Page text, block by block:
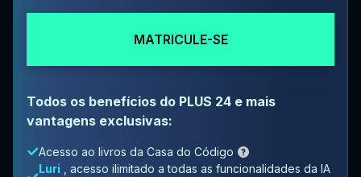
MATRICULE-SE
Todos os benefícios do PLUS 24 e mais
vantagens exclusivas:
Acesso ao livros da Casa do Código
Luri
, acesso ilimitado a todas as funcionalidades da IA